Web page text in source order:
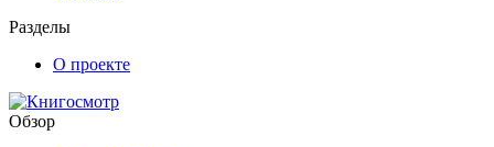
Разделы
О проекте
Обзор